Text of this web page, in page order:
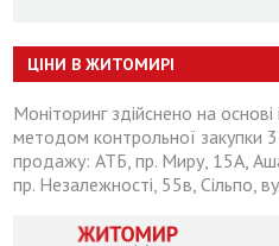
ЦІНИ В ЖИТОМИРІ
Моніторинг здійснено на
методом контрольної закупки
продажу: АТБ, пр. Миру, 15А,
пр. Незалежності, 55в, Сільпо,